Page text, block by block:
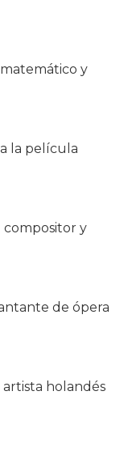
y
la película
compositor y
de ópera
artista holandés